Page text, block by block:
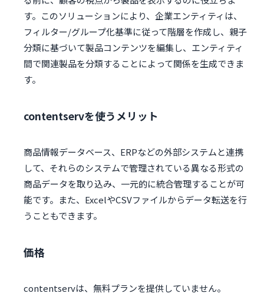
す。このソリューションにより、企業エンティティは、
フィルター/グループ化基準に従って階層を作成し、親子
分類に基づいて製品コンテンツを編集し、エンティティ
間で関連製品を分類することによって関係を生成できま
す。
contentservを使うメリット
商品情報データベース、ERPなどの外部システムと連携
して、それらのシステムで管理されている異なる形式の
商品データを取り込み、一元的に統合管理することが可
能です。また、ExcelやCSVファイルからデータ転送を行
うこともできます。
価格
contentservは、無料プランを提供していません。